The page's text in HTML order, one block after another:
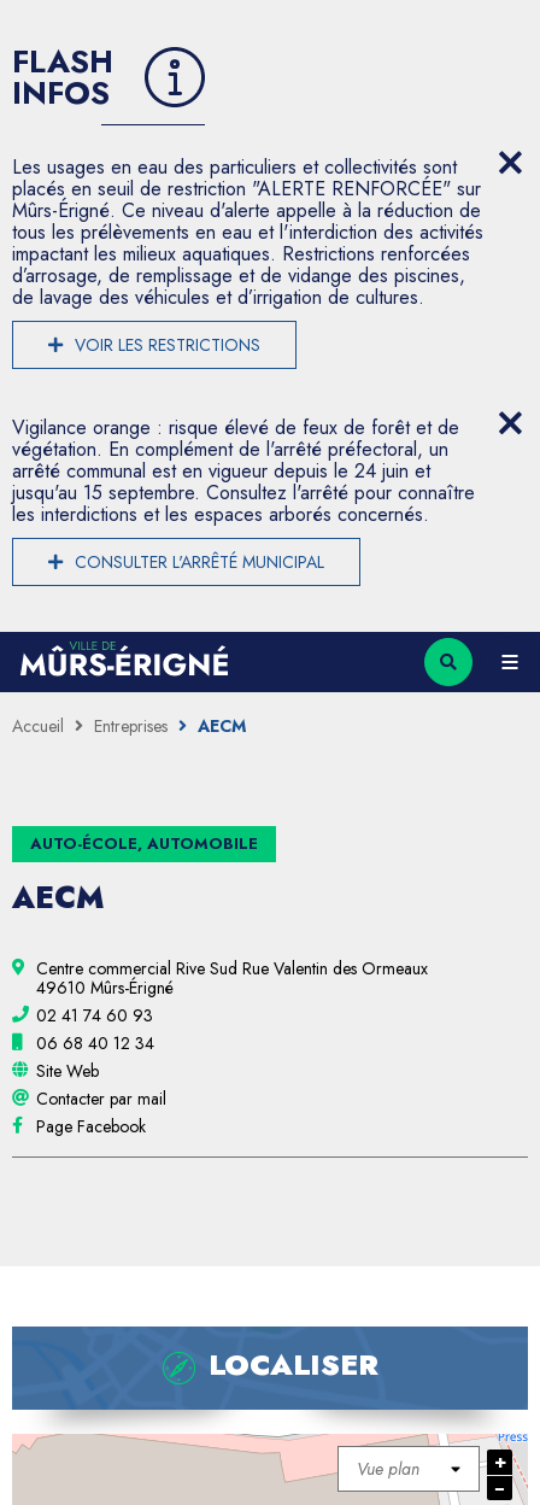
FLASH
INFOS
Les usages en eau des particuliers et collectivités sont
placés en seuil de restriction "ALERTE RENFORCÉE" sur
Mûrs-Érigné. Ce niveau d'alerte appelle à la réduction de
tous les prélèvements en eau et l'interdiction des activités
impactant les milieux aquatiques. Restrictions renforcées
d’arrosage, de remplissage et de vidange des piscines,
de lavage des véhicules et d’irrigation de cultures.
VOIR LES RESTRICTIONS
Vigilance orange : risque élevé de feux de forêt et de
végétation. En complément de l'arrêté préfectoral, un
arrêté communal est en vigueur depuis le 24 juin et
jusqu'au 15 septembre. Consultez l'arrêté pour connaître
les interdictions et les espaces arborés concernés.
CONSULTER L'ARRÊTÉ MUNICIPAL
Accueil Entreprises AECM
AUTO-ÉCOLE, AUTOMOBILE
AECM
Centre commercial Rive Sud Rue Valentin des Ormeaux
49610 Mûrs-Érigné
02 41 74 60 93
06 68 40 12 34
Site Web
Contacter par mail
Page Facebook
LOCALISER
+
−